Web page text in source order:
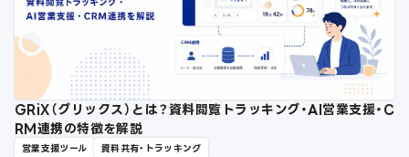
GRiX（グリックス）とは？資料閲覧トラッキング・AI営業支援・C
RM連携の特徴を解説
営業支援ツール 資料共有・トラッキング